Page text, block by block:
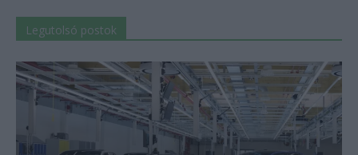
Legutolsó postok